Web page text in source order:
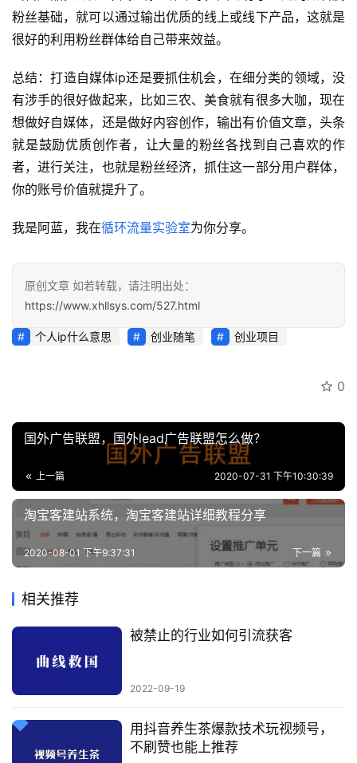
营
百
科
创
业
资
源
员
区
粉丝基础，就可以通过输出优质的线上或线下产品，这就是
很好的利用粉丝群体给自己带来效益。
总结：打造自媒体ip还是要抓住机会，在细分类的领域，没
有涉手的很好做起来，比如三农、美食就有很多大咖，现在
想做好自媒体，还是做好内容创作，输出有价值文章，头条
就是鼓励优质创作者，让大量的粉丝各找到自己喜欢的作
者，进行关注，也就是粉丝经济，抓住这一部分用户群体，
你的账号价值就提升了。
我是阿蓝，我在循环流量实验室为你分享。
原创文章 如若转载，请注明出处：
https://www.xhllsys.com/527.html
个人ip什么意思 创业随笔 创业项目
0
国外广告联盟，国外lead广告联盟怎么做？
上一篇 2020-07-31 下午10:30:39
淘宝客建站系统，淘宝客建站详细教程分享
下一篇
2020-08-01 下午9:37:31
相关推荐
被禁止的行业如何引流获客
2022-09-19
用抖音养生茶爆款技术玩视频号，
不刷赞也能上推荐